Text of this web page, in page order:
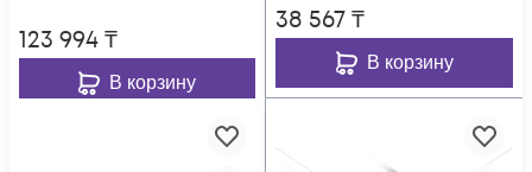
123 994₸
В корзину
38 567₸
В корзину